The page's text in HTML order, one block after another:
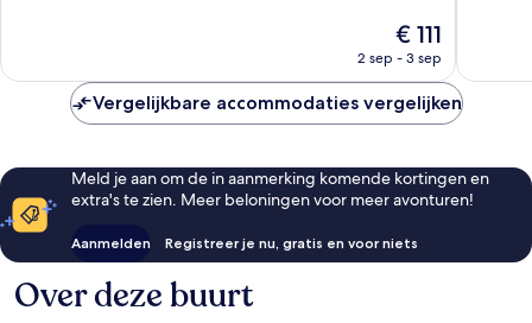
beoordelingen
De
prijs
€ 111
€ 111
2 sep - 3 sep
Vergelijkbare accommodaties vergelijken
Meld je aan om de in aanmerking komende kortingen en
extra's te zien. Meer beloningen voor meer avonturen!
Aanmelden Registreer je nu, gratis en voor niets
Over deze buurt